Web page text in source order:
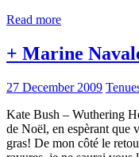
Read more
+ Marine
27 December 2009
Kate Bush – Wuthering
de Noël, en espèrant que
gras! De mon côté le